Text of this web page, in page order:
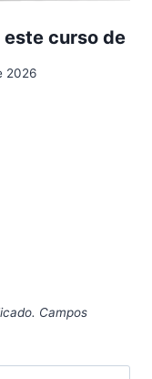
este curso de
2026
Campos